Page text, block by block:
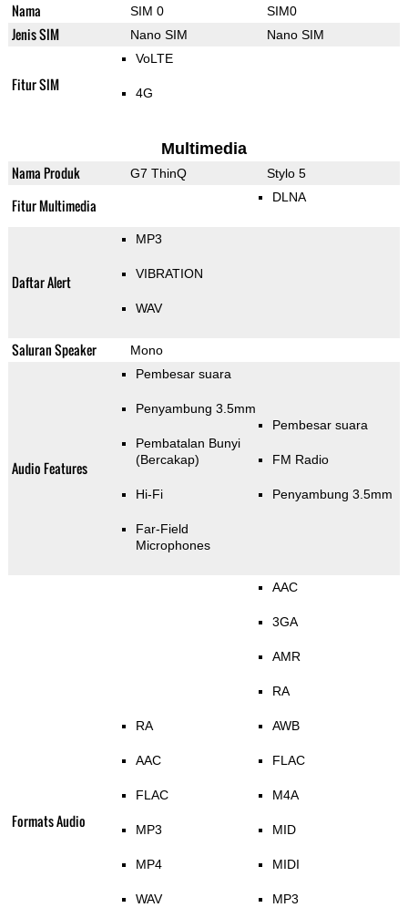
Nama SIM 0 SIM0
Jenis SIM Nano SIM Nano SIM
Fitur SIM
VoLTE
4G
Multimedia
Nama Produk G7 ThinQ Stylo 5
Fitur Multimedia DLNA
Daftar Alert
MP3
VIBRATION
WAV
Saluran Speaker Mono
Audio Features
Pembesar suara
Penyambung 3.5mm
Pembatalan Bunyi
(Bercakap)
Hi-Fi
Far-Field
Microphones
Pembesar suara
FM Radio
Penyambung 3.5mm
Formats Audio
RA
AAC
FLAC
MP3
MP4
WAV
AAC
3GA
AMR
RA
AWB
FLAC
M4A
MID
MIDI
MP3